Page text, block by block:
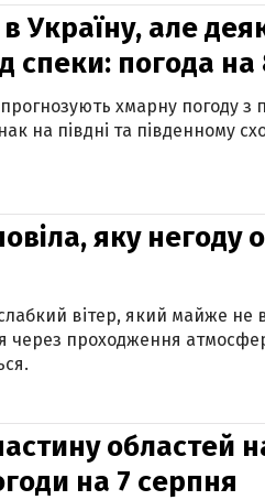
Україну, але
спеки: погода
хмарну погоду з
на півдні та південному
яку негоду
вітер, який майже не
через проходження
областей
на 7 серпня